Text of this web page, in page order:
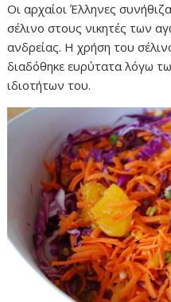
Οι αρχαίοι Έλληνες
σέλινο στους νικητές των
ανδρείας. Η χρήση του
διαδόθηκε ευρύτατα λόγω
ιδιοτήτων του.